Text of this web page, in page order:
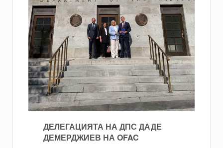
ДЕЛЕГАЦИЯТА НА ДПС ДАДЕ
ДЕМЕРДЖИЕВ НА OFAC